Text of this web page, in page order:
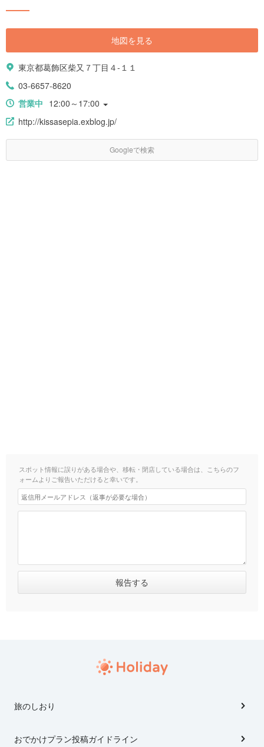
地図を見る
東京都葛飾区柴又７丁目４-１１
03-6657-8620
営業中 12:00～17:00
http://kissasepia.exblog.jp/
Googleで検索
スポット情報に誤りがある場合や、移転・閉店している場合は、こちらのフ
ォームよりご報告いただけると幸いです。
旅のしおり
おでかけプラン投稿ガイドライン